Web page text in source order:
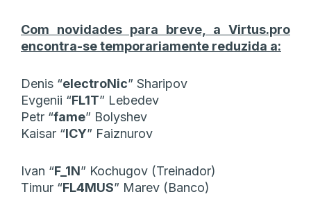
Com novidades para breve, a Virtus.pro
encontra-se temporariamente reduzida a:
Denis “⁠electroNic⁠” Sharipov
Evgenii “⁠FL1T⁠” Lebedev
Petr “⁠fame⁠” Bolyshev
Kaisar “ICY” Faiznurov
Ivan “F_1N” Kochugov (Treinador)
Timur “FL4MUS” Marev (Banco)